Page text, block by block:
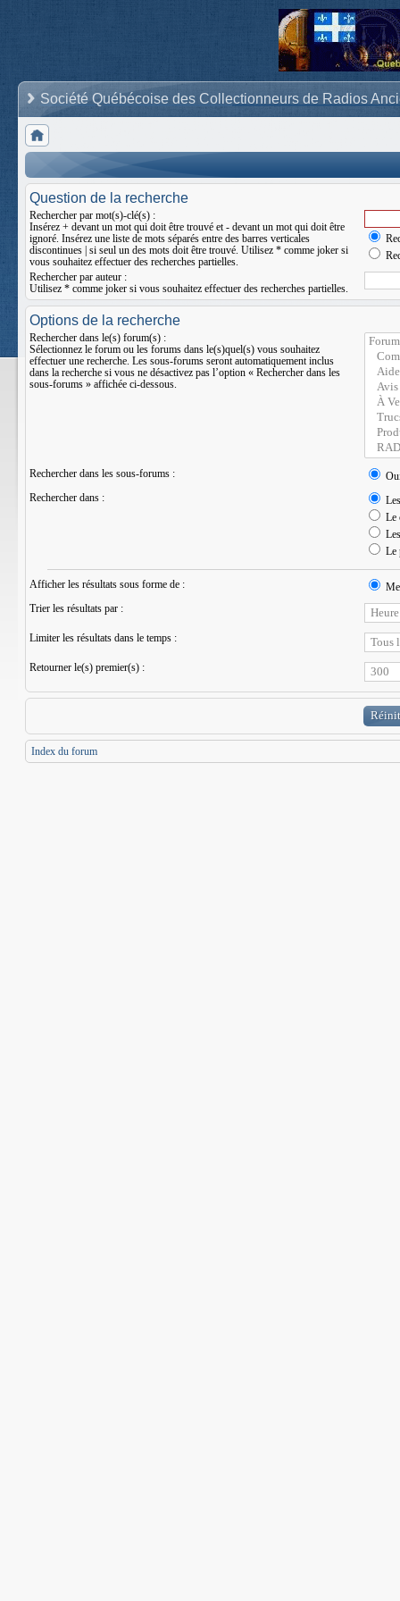
Société Québécoise des Collectionneurs de Radios
Question de la recherche
Rechercher par mot(s)-clé(s) :
Insérez + devant un mot qui doit être trouvé et- devant un mot qui doit être
ignoré. Insérez une liste de mots séparés entre des barres verticales
discontinues si seul un des mots doit être trouvé. Utilisez * comme joker si
vous souhaitez effectuer des recherches partielles.
Rechercher par auteur :
Utilisez * comme joker si vous souhaitez effectuer des recherches partielles.
Options de la recherche
Rechercher dans le(s) forum(s) :
Sélectionnez le forum ou les forums dans le(s)quel(s) vous souhaitez
effectuer une recherche. Les sous-forums seront automatiquement inclus
dans la recherche si vous ne désactivez pas l’option « Rechercher dans les
sous-forums » affichée ci-dessous.
Rechercher dans les sous-forums :
Rechercher dans :
Le
Le
Afficher les résultats sous forme de :
Trier les résultats par :
Limiter les résultats dans le temps :
Retourner le(s) premier(s) :
Index du forum